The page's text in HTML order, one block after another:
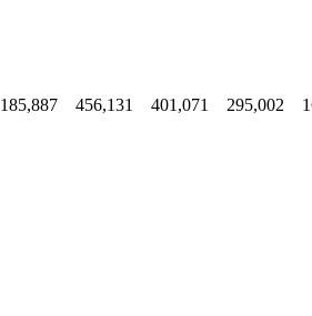
185,887 456,131 401,071 295,002